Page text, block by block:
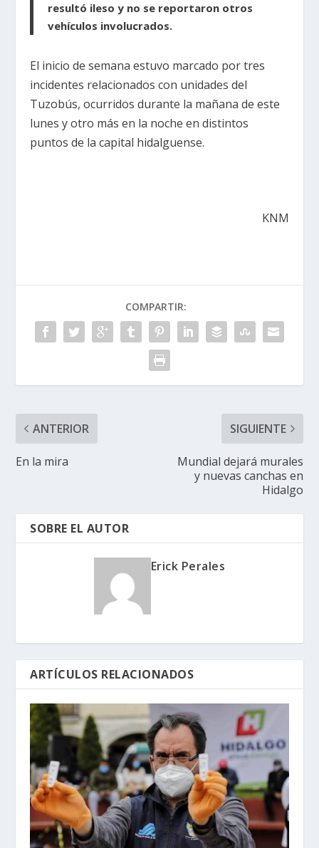
resultó ileso y no se reportaron otros
vehículos involucrados.
El inicio de semana estuvo marcado por tres
incidentes relacionados con unidades del
Tuzobús, ocurridos durante la mañana de este
lunes y otro más en la noche en distintos
puntos de la capital hidalguense.
KNM
COMPARTIR:
ANTERIOR
En la mira
SIGUIENTE
Mundial dejará murales
y nuevas canchas en
Hidalgo
SOBRE EL AUTOR
Erick Perales
ARTÍCULOS RELACIONADOS